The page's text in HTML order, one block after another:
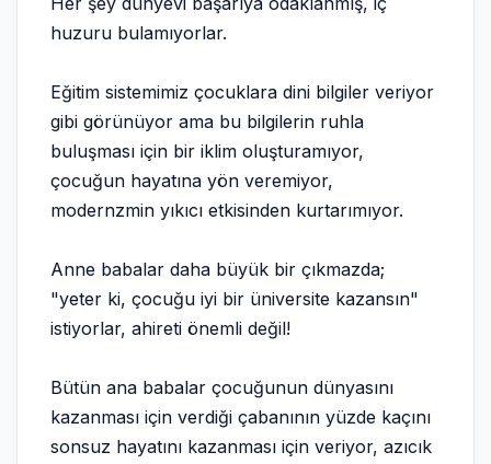
huzuru bulamıyorlar.
Eğitim sistemimiz çocuklara dini bilgiler veriyor
gibi görünüyor ama bu bilgilerin ruhla
buluşması için bir iklim oluşturamıyor,
çocuğun hayatına yön veremiyor,
modernzmin yıkıcı etkisinden kurtarımıyor.
Anne babalar daha büyük bir çıkmazda;
"yeter ki, çocuğu iyi bir üniversite kazansın"
istiyorlar, ahireti önemli değil!
Bütün ana babalar çocuğunun dünyasını
kazanması için verdiği çabanının yüzde kaçını
sonsuz hayatını kazanması için veriyor, azıcık